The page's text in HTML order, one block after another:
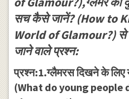
सच कैसे जानें? (How to
World of Glamour?) से
जाने वाले प्रश्न:
प्रश्न:1.ग्लैमरस दिखने के लिए
(What do young people